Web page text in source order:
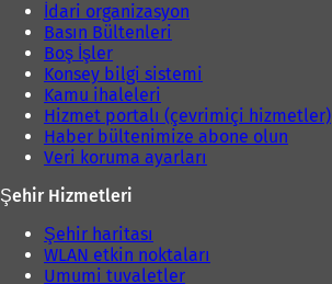
İdari organizasyon
Basın Bültenleri
Boş İşler
Konsey bilgi sistemi
Kamu ihaleleri
Hizmet portalı (çevrimiçi hizmetler)
Haber bültenimize abone olun
Veri koruma ayarları
Şehir Hizmetleri
Şehir haritası
WLAN etkin noktaları
Umumi tuvaletler